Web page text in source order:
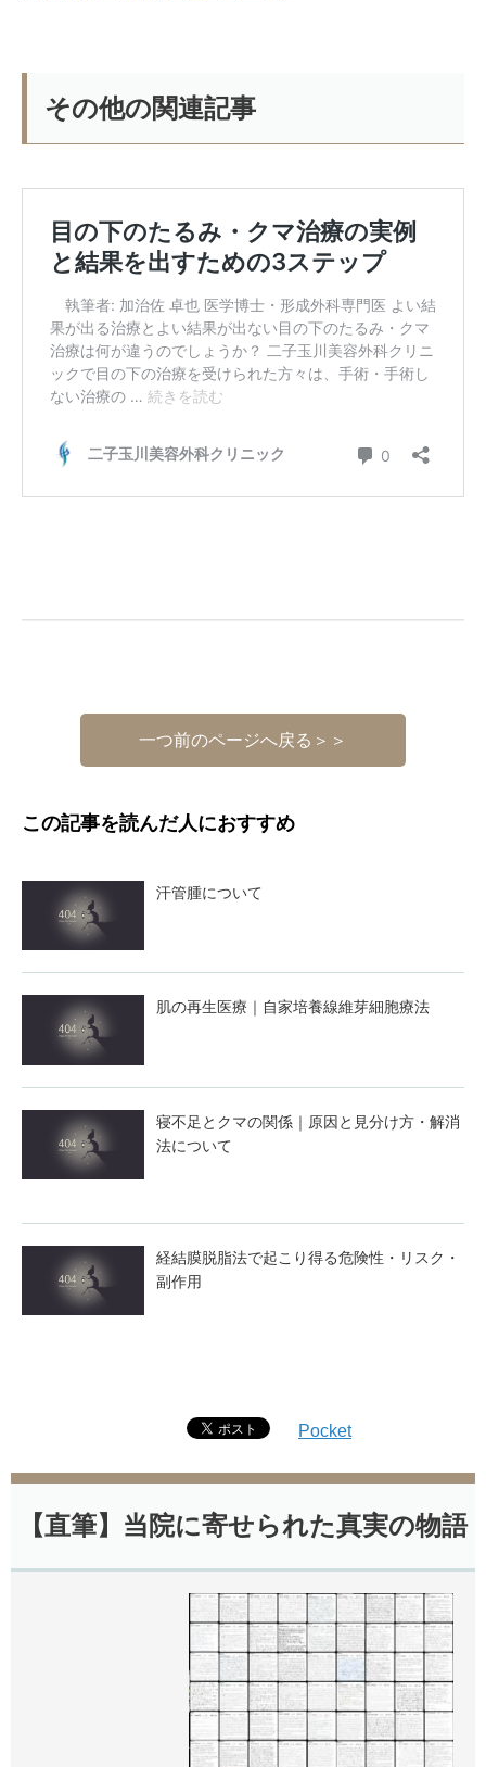
その他の関連記事
一つ前のページへ戻る＞＞
この記事を読んだ人におすすめ
汗管腫について
肌の再生医療｜自家培養線維芽細胞療法
寝不足とクマの関係｜原因と見分け方・解消
法について
経結膜脱脂法で起こり得る危険性・リスク・
副作用
Pocket
【直筆】当院に寄せられた真実の物語